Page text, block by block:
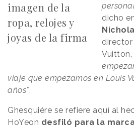
imagen de la
ropa, relojes y
joyas de la firma
dicho
Vuitton,
viaje que empezamos en Louis
años".
Ghesquiére se refiere aquí al
HoYeon desfiló para la